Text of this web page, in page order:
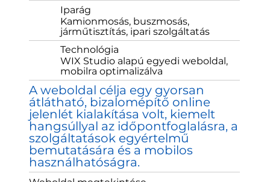
Iparág
Kamionmosás, buszmosás,
járműtisztítás, ipari szolgáltatás
Technológia
WIX Studio alapú egyedi weboldal,
mobilra optimalizálva
A weboldal célja egy gyorsan
átlátható, bizalomépítő online
jelenlét kialakítása volt, kiemelt
hangsúllyal az időpontfoglalásra, a
szolgáltatások egyértelmű
bemutatására és a mobilos
használhatóságra.